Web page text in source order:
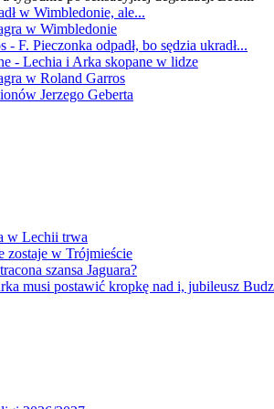
w Wimbledonie, ale...
w Wimbledonie
F. Pieczonka odpadł, bo sędzia ukradł...
- Lechia i Arka skopane w lidze
w Roland Garros
Jerzego Geberta
w Lechii trwa
zostaje w Trójmieście
szansa Jaguara?
musi postawić kropkę nad i, jubileusz